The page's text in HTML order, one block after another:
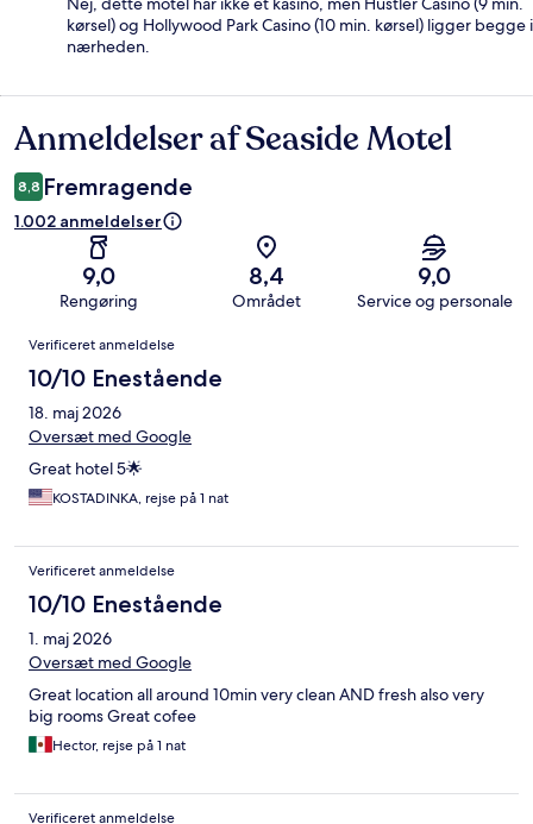
kørsel) og Hollywood Park Casino (10 min. kørsel) ligger begge i
nærheden.
Anmeldelser
Anmeldelser af Seaside Motel
8,8 Fremragende
1.002 anmeldelser
9,0
Rengøring
8,4
Området
9,0
Service og personale
Anmeldelser
Verificeret anmeldelse
10/10 Enestående
18. maj 2026
Oversæt med Google
Great hotel 5🌟
KOSTADINKA, rejse på 1 nat
Verificeret anmeldelse
10/10 Enestående
1. maj 2026
Oversæt med Google
Great location all around 10min very clean AND fresh also very
big rooms Great cofee
Hector, rejse på 1 nat
Verificeret anmeldelse